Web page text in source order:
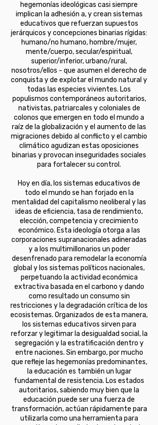
hegemonías ideológicas casi siempre
implican la adhesión a, y crean sistemas
educativos que refuerzan supuestos
jerárquicos y concepciones binarias rígidas:
humano/no humano, hombre/mujer,
mente/cuerpo, secular/espiritual,
superior/inferior, urbano/rural,
nosotros/ellos - que asumen el derecho de
conquista y de explotar el mundo natural y
todas las especies vivientes. Los
populismos contemporáneos autoritarios,
nativistas, patriarcales y coloniales de
colonos que emergen en todo el mundo a
raíz de la globalización y el aumento de las
migraciones debido al conflicto y el cambio
climático agudizan estas oposiciones
binarias y provocan inseguridades sociales
para fortalecer su control.
Hoy en día, los sistemas educativos de
todo el mundo se han forjado en la
mentalidad del capitalismo neoliberal y las
ideas de eficiencia, tasa de rendimiento,
elección, competencia y crecimiento
económico. Esta ideología otorga a las
corporaciones supranacionales adineradas
y a los multimillonarios un poder
desenfrenado para remodelar la economía
global y los sistemas políticos nacionales,
perpetuando la actividad económica
extractiva basada en el carbono y dando
como resultado un consumo sin
restricciones y la degradación crítica de los
ecosistemas. Organizados de esta manera,
los sistemas educativos sirven para
reforzar y legitimar la desigualdad social, la
segregación y la estratificación dentro y
entre naciones. Sin embargo, por mucho
que refleje las hegemonías predominantes,
la educación es también un lugar
fundamental de resistencia. Los estados
autoritarios, sabiendo muy bien que la
educación puede ser una fuerza de
transformación, actúan rápidamente para
utilizarla como una herramienta para